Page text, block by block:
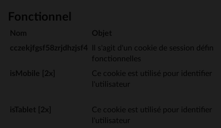
Fonctionnel
Nom
Objet
cczekjfgsf58zrjdhzjsf4
Il s'agit d'un cookie de session défini
fonctionnelles
isMobile [2x]
Ce cookie est utilisé pour identifier
l'utilisateur
isTablet [2x]
Ce cookie est utilisé pour identifier
l'utilisateur